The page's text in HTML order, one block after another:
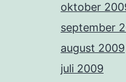
oktober
september
august 2009
juli 2009